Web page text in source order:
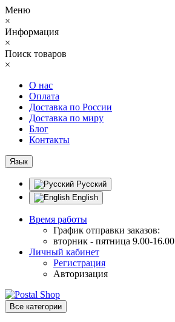
Меню
×
Информация
×
Поиск товаров
×
О нас
Оплата
Доставка по России
Доставка по миру
Блог
Контакты
Язык
Русский
English
Время работы
График отправки заказов:
вторник - пятница 9.00-16.00
Личный кабинет
Регистрация
Авторизация
Все категории